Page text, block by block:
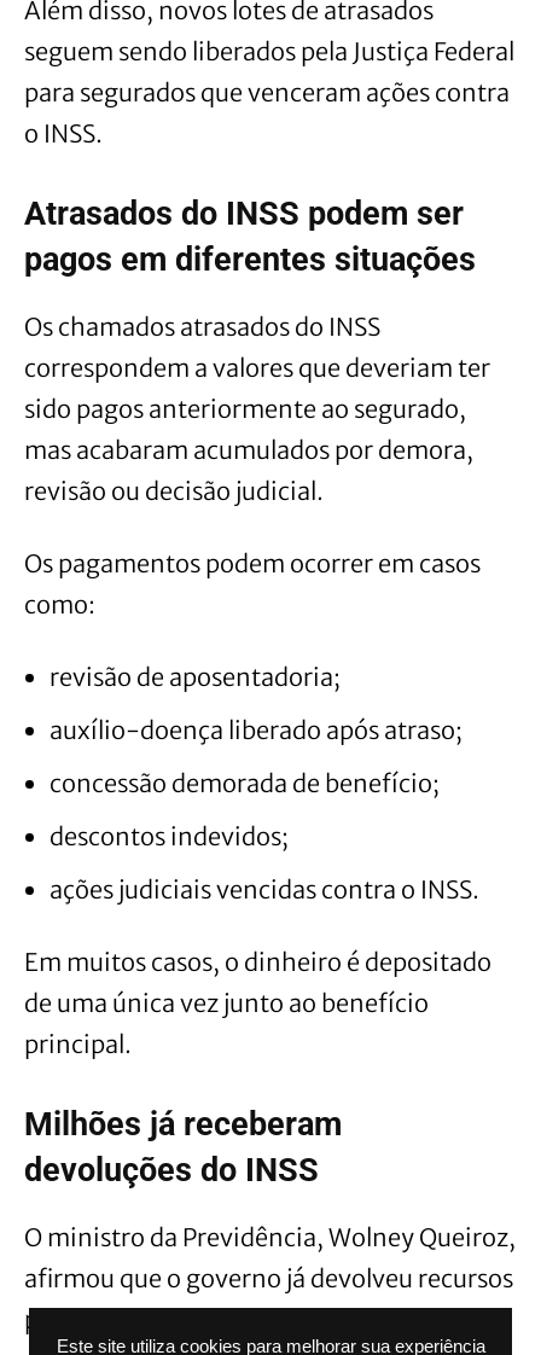
Este site utiliza cookies para melhorar sua experiência
Além disso, novos lotes de atrasados
seguem sendo liberados pela Justiça Federal
para segurados que venceram ações contra
o INSS.
Atrasados do INSS podem ser
pagos em diferentes situações
Os chamados atrasados do INSS
correspondem a valores que deveriam ter
sido pagos anteriormente ao segurado,
mas acabaram acumulados por demora,
revisão ou decisão judicial.
Os pagamentos podem ocorrer em casos
como:
revisão de aposentadoria;
auxílio-doença liberado após atraso;
concessão demorada de benefício;
descontos indevidos;
ações judiciais vencidas contra o INSS.
Em muitos casos, o dinheiro é depositado
de uma única vez junto ao benefício
principal.
Milhões já receberam
devoluções do INSS
O ministro da Previdência, Wolney Queiroz,
afirmou que o governo já devolveu recursos
para 4,5 milhões de aposentados e